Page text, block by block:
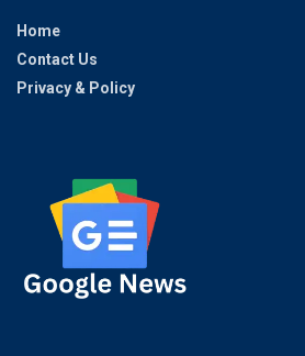
Home
Contact Us
Privacy & Policy